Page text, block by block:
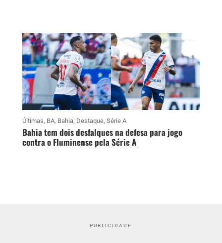
Últimas BA, Bahia Destaque, Série A
Bahia tem dois desfalques na defesa para jogo
contra o Fluminense pela Série A
PUBLICIDADE